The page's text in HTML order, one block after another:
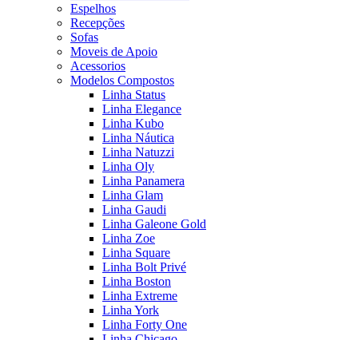
Espelhos
Recepções
Sofas
Moveis de Apoio
Acessorios
Modelos Compostos
Linha Status
Linha Elegance
Linha Kubo
Linha Náutica
Linha Natuzzi
Linha Oly
Linha Panamera
Linha Glam
Linha Gaudi
Linha Galeone Gold
Linha Zoe
Linha Square
Linha Bolt Privé
Linha Boston
Linha Extreme
Linha York
Linha Forty One